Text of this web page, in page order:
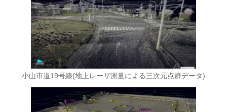
小山市道19号線(地上レーザ測量による三次元点群データ)